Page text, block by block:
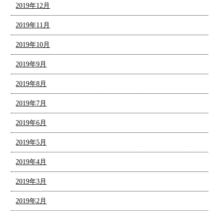
2019年12月
2019年11月
2019年10月
2019年9月
2019年8月
2019年7月
2019年6月
2019年5月
2019年4月
2019年3月
2019年2月